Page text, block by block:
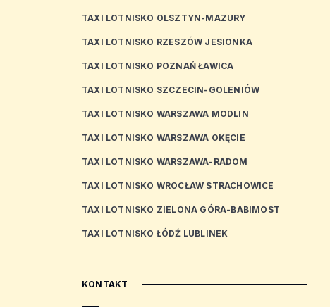
TAXI LOTNISKO OLSZTYN-MAZURY
TAXI LOTNISKO RZESZÓW JESIONKA
TAXI LOTNISKO POZNAŃ ŁAWICA
TAXI LOTNISKO SZCZECIN-GOLENIÓW
TAXI LOTNISKO WARSZAWA MODLIN
TAXI LOTNISKO WARSZAWA OKĘCIE
TAXI LOTNISKO WARSZAWA-RADOM
TAXI LOTNISKO WROCŁAW STRACHOWICE
TAXI LOTNISKO ZIELONA GÓRA-BABIMOST
TAXI LOTNISKO ŁÓDŹ LUBLINEK
KONTAKT